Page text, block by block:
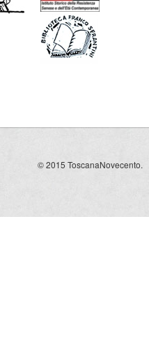
© 2015 ToscanaNovecento.